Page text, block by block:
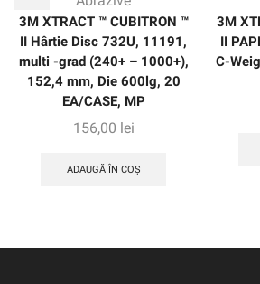
3M XTRACT ™ CUBITRON ™
II Hârtie Disc 732U, 11191,
multi -grad (240+ – 1000+),
152,4 mm, Die 600lg, 20
EA/CASE, MP
156,00 lei
ADAUGĂ ÎN COȘ
3M
II
C-